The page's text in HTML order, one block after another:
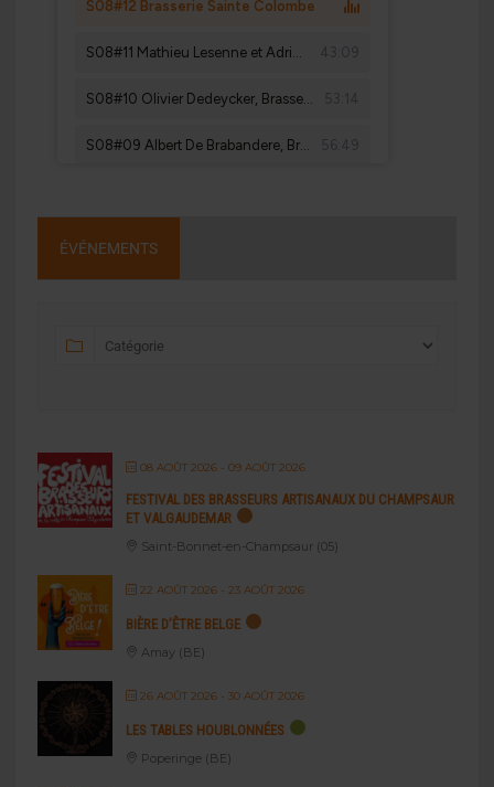
ÉVÉNEMENTS
08 AOÛT 2026- 09 AOÛT 2026
FESTIVAL DES BRASSEURS ARTISANAUX DU CHAMPSAUR
ET VALGAUDEMAR
Saint-Bonnet-en-Champsaur (05)
22 AOÛT 2026- 23 AOÛT 2026
BIÈRE D’ÊTRE BELGE
Amay (BE)
26 AOÛT 2026- 30 AOÛT 2026
LES TABLES HOUBLONNÉES
Poperinge (BE)